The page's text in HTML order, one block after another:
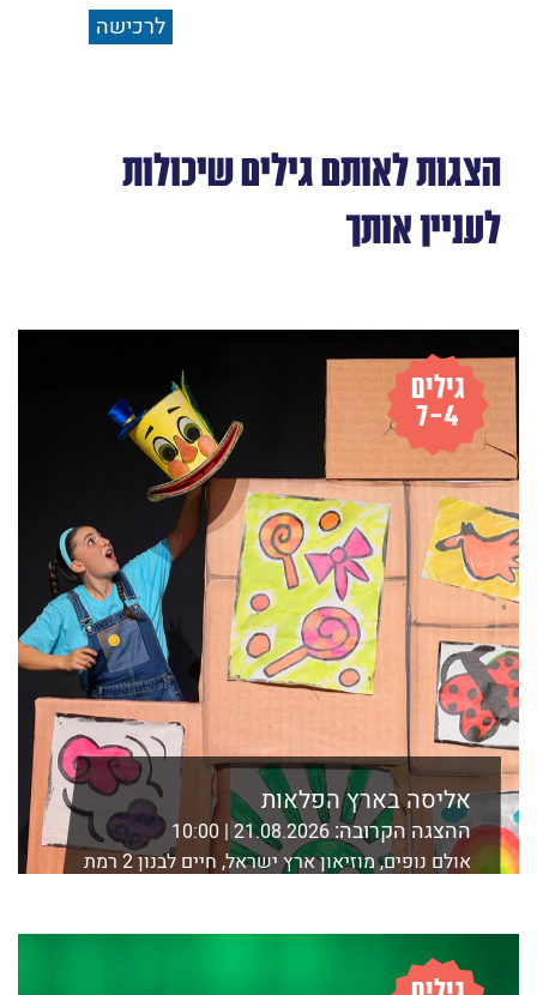
לרכישה
הצגות לאותם גילים שיכולות
לעניין אותך
אליסה בארץ הפלאות
ההצגה הקרובה:21.08.2026 | 10:00
אולם נופים, מוזיאון ארץ ישראל, חיים לבנון 2 רמת